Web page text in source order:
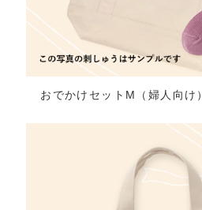
おでかけセットM（婦人向